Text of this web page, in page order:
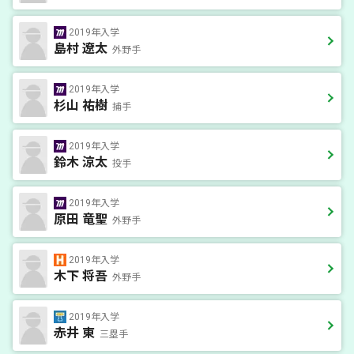
2019年入学
島村 遼太 外野手
2019年入学
杉山 祐樹 捕手
2019年入学
鈴木 涼太 投手
2019年入学
原田 竜聖 外野手
2019年入学
木下 将吾 外野手
2019年入学
赤井 東 三塁手